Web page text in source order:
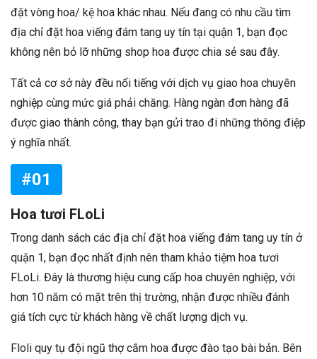
đặt vòng hoa/ kệ hoa khác nhau. Nếu đang có nhu cầu tìm
địa chỉ đặt hoa viếng đám tang uy tín tại quận 1, bạn đọc
không nên bỏ lỡ những shop hoa được chia sẻ sau đây.
Tất cả cơ sở này đều nổi tiếng với dịch vụ giao hoa chuyên
nghiệp cùng mức giá phải chăng. Hàng ngàn đơn hàng đã
được giao thành công, thay bạn gửi trao đi những thông điệp
ý nghĩa nhất.
#01
Hoa tươi FLoLi
Trong danh sách các địa chỉ đặt hoa viếng đám tang uy tín ở
quận 1, bạn đọc nhất định nên tham khảo tiệm hoa tươi
FLoLi. Đây là thương hiệu cung cấp hoa chuyên nghiệp, với
hơn 10 năm có mặt trên thị trường, nhận được nhiều đánh
giá tích cực từ khách hàng về chất lượng dịch vụ.
Floli quy tụ đội ngũ thợ cắm hoa được đào tạo bài bản. Bên